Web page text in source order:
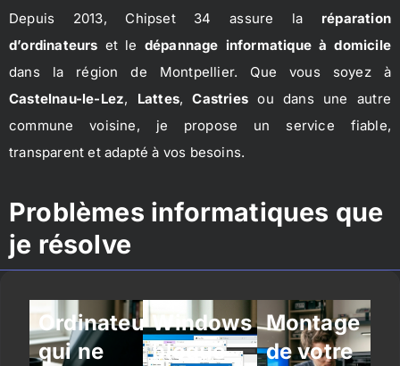
Depuis 2013, Chipset 34 assure la réparation
d’ordinateurs et le dépannage informatique à domicile
dans la région de Montpellier. Que vous soyez à
Castelnau-le-Lez, Lattes,Castries ou dans une autre
commune voisine, je propose un service fiable,
transparent et adapté à vos besoins.
Problèmes informatiques que
je résolve
Ordinateur
qui ne
Windows
bloqué
Montage
de votre